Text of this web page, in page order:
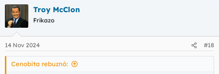
Troy McClon
Frikazo
14 Nov 2024 #18
Cenobita rebuznó: